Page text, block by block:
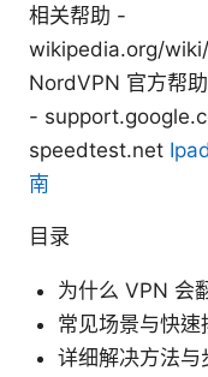
相关帮助 -
wikipedia.org/
NordVPN 官方帮
-
speedtest.net
南
目录
为什么 VPN 会
常见场景与快速
详细解决方法与